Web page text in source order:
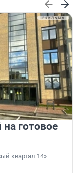
готовое
квартал 14»